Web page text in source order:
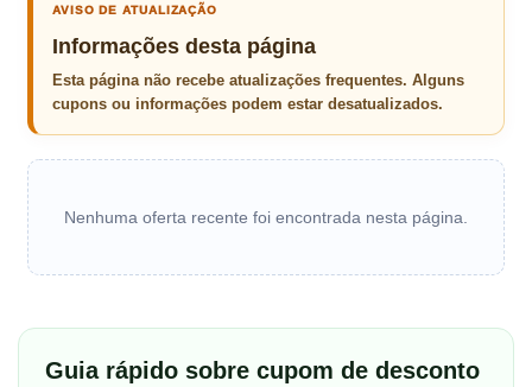
AVISO DE ATUALIZAÇÃO
Informações desta página
Esta página não recebe atualizações frequentes. Alguns
cupons ou informações podem estar desatualizados.
Nenhuma oferta recente foi encontrada nesta página.
Guia rápido sobre cupom de desconto